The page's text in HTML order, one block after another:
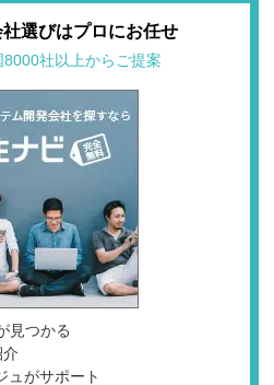
選びはプロにお任せ
社以上からご提案
見つかる
介
ュがサポート